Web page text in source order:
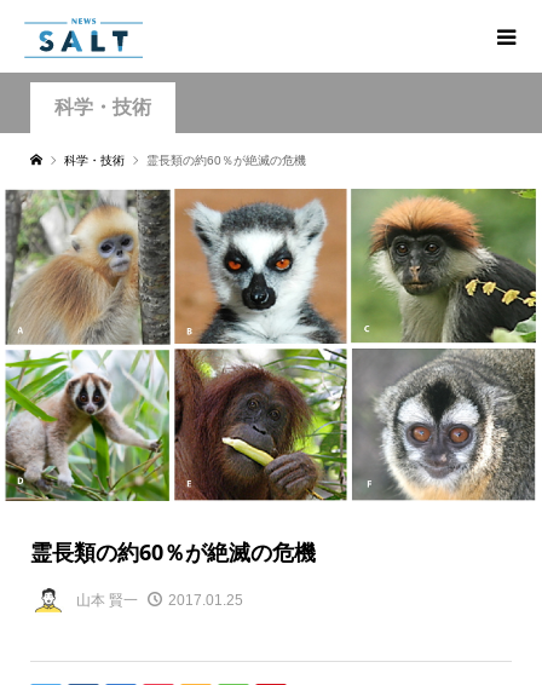
科学・技術
科学・技術 霊長類の約60％が絶滅の危機
霊長類の約60％が絶滅の危機
山本 賢一 2017.01.25